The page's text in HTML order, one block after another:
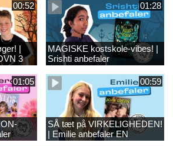
00:52
|
3
01:28
MAGISKE kostskole-vibes! |
Srishti anbefaler
MIDNATSSKOLEN
01:05
00:59
SÅ tæt på VIRKELIGHEDEN!
| Emilie anbefaler EN